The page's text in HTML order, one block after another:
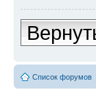
Список форумов